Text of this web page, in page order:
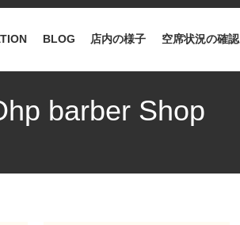
BLOG 店内の様子 空席状況の確認
barber Shop